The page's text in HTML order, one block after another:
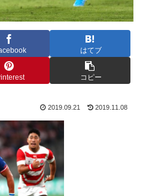
はてブ
コピー
2019.09.21 2019.11.08